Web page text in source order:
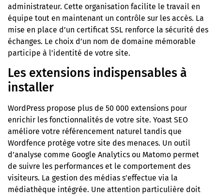
administrateur. Cette organisation facilite le travail en
équipe tout en maintenant un contrôle sur les accès. La
mise en place d’un certificat SSL renforce la sécurité des
échanges. Le choix d’un nom de domaine mémorable
participe à l’identité de votre site.
Les extensions indispensables à
installer
WordPress propose plus de 50 000 extensions pour
enrichir les fonctionnalités de votre site. Yoast SEO
améliore votre référencement naturel tandis que
Wordfence protège votre site des menaces. Un outil
d’analyse comme Google Analytics ou Matomo permet
de suivre les performances et le comportement des
visiteurs. La gestion des médias s’effectue via la
médiathèque intégrée. Une attention particulière doit